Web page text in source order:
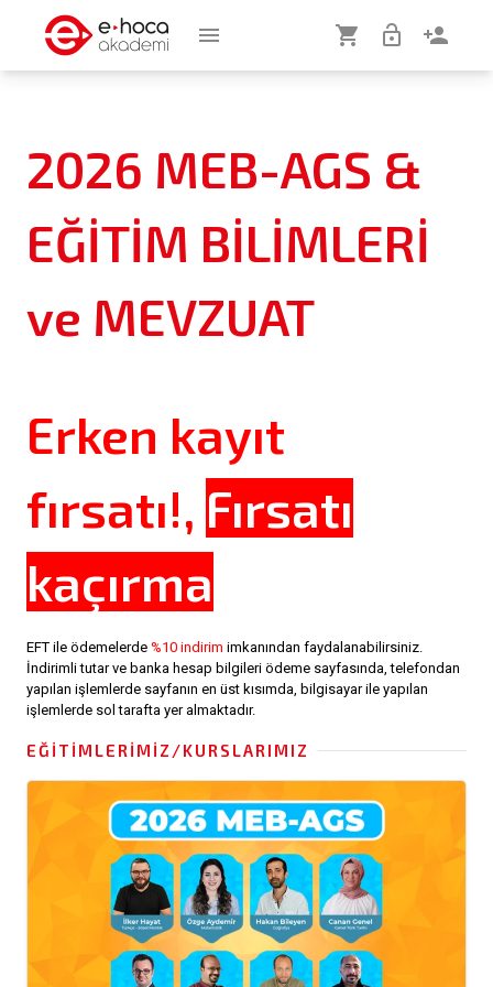
menu shopping_cart lock_open person_add
2026 MEB-AGS &
EĞİTİM BİLİMLERİ
ve MEVZUAT
Erken kayıt
fırsatı!, Fırsatı
kaçırma
EFT ile ödemelerde %10 indirim imkanından faydalanabilirsiniz.
İndirimli tutar ve banka hesap bilgileri ödeme sayfasında, telefondan
yapılan işlemlerde sayfanın en üst kısımda, bilgisayar ile yapılan
işlemlerde sol tarafta yer almaktadır.
EĞITIMLERIMIZ/KURSLARIMIZ